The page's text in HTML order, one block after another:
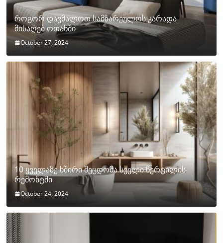
როგორ დავმალოთ სამზარეულოს კარადა
მისაღებ ოთახში
October 27, 2024
10 ყველაზე ხშირი შეცდომა სველი წერტილის
რემონტში
October 24, 2024